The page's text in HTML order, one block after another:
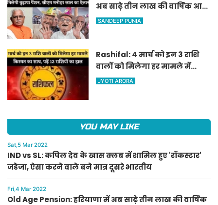
अब साढ़े तीन लाख की वार्षिक आय
वाले बुजुर्गों को भी मिलेगी बुढ़ापा
SANDEEP PUNIA
Rashifal: 4 मार्च को इन 3 राशि
वालों को मिलेगा हर मामले में
किस्मत का साथ, पढ़ें 12 राशियों का
JYOTI ARORA
YOU MAY LIKE
Sat,5 Mar 2022
IND vs SL: कपिल देव के खास क्लब में शामिल हुए 'रॉकस्टार'
जडेजा, ऐसा करने वाले बने मात्र दूसरे भारतीय
Fri,4 Mar 2022
Old Age Pension: हरियाणा में अब साढ़े तीन लाख की वार्षिक